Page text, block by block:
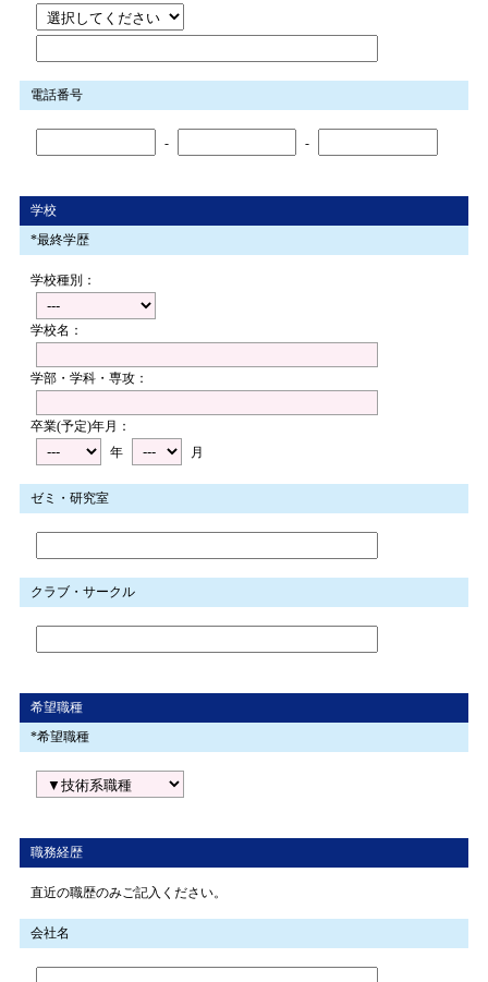
電話番号
- -
学校
*最終学歴
学校種別：
学校名：
学部・学科・専攻：
卒業(予定)年月：
年
月
ゼミ・研究室
クラブ・サークル
希望職種
*希望職種
職務経歴
直近の職歴のみご記入ください。
会社名